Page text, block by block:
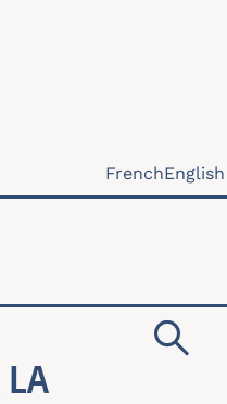
FrenchEnglish